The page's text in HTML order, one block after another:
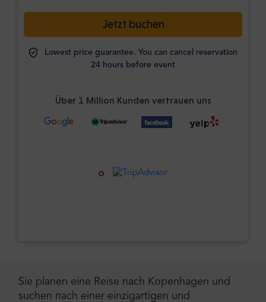
Jetzt buchen
Lowest price guarantee. You can cancel reservation
24 hours before event
Über 1 Million Kunden vertrauen uns
Sie planen eine Reise nach Kopenhagen und
suchen nach einer einzigartigen und